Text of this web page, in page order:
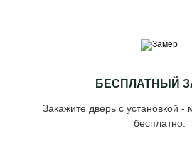
БЕСПЛАТНЫЙ
Закажите дверь с установкой
бесплатно.